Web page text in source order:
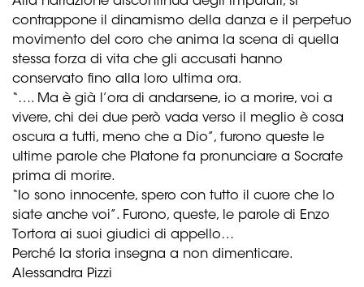
contrappone il dinamismo della danza e il perpetuo
movimento del coro che anima la scena di quella
stessa forza di vita che gli accusati hanno
conservato fino alla loro ultima ora.
“…. Ma è già l’ora di andarsene, io a morire, voi a
vivere, chi dei due però vada verso il meglio è cosa
oscura a tutti, meno che a Dio”, furono queste le
ultime parole che Platone fa pronunciare a Socrate
prima di morire.
“Io sono innocente, spero con tutto il cuore che lo
siate anche voi”. Furono, queste, le parole di Enzo
Tortora ai suoi giudici di appello…
Perché la storia insegna a non dimenticare.
Alessandra Pizzi